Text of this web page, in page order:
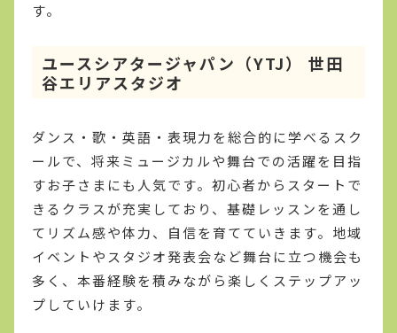
す。
ユースシアタージャパン（YTJ） 世田
谷エリアスタジオ
ダンス・歌・英語・表現力を総合的に学べるスク
ールで、将来ミュージカルや舞台での活躍を目指
すお子さまにも人気です。初心者からスタートで
きるクラスが充実しており、基礎レッスンを通し
てリズム感や体力、自信を育てていきます。地域
イベントやスタジオ発表会など舞台に立つ機会も
多く、本番経験を積みながら楽しくステップアッ
プしていけます。